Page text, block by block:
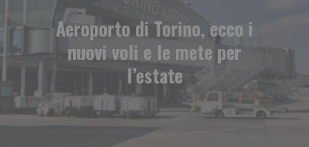
Aeroporto di Torino, ecco i
nuovi voli e le mete per
l’estate